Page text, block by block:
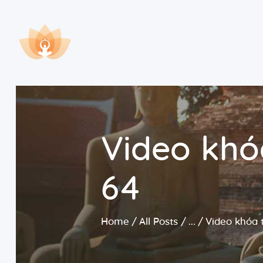
Video
64
Home All Posts ... Video khóa